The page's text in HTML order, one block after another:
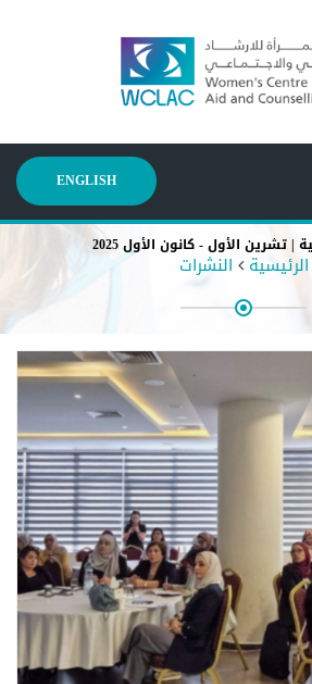
ENGLISH
| تشرين الأول - كانون الأول 2025
الرئيسية النشرات